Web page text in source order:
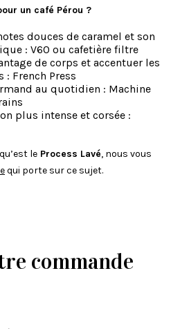
un café Pérou ?
douces de caramel et son
: V60 ou cafetière filtre
de corps et accentuer les
: French Press
au quotidien : Machine
plus intense et corsée :
le Process Lavé, nous vous
qui porte sur ce sujet.
commande